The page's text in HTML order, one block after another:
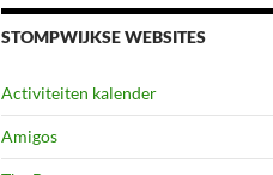
STOMPWIJKSE WEBSITES
Activiteiten kalender
Amigos